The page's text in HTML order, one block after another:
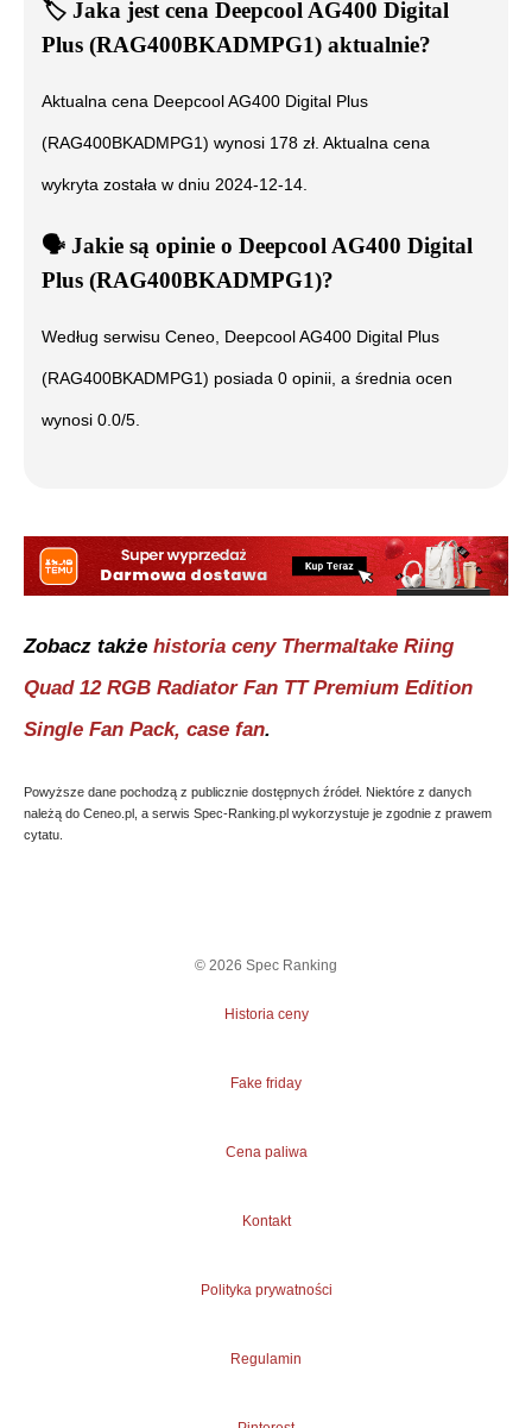
🏷️ Jaka jest cena Deepcool AG400 Digital
Plus (RAG400BKADMPG1) aktualnie?
Aktualna cena Deepcool AG400 Digital Plus
(RAG400BKADMPG1) wynosi 178 zł. Aktualna cena
wykryta została w dniu 2024-12-14
🗣️ ️ Jakie są opinie o Deepcool AG400 Digital
Plus (RAG400BKADMPG1)?
Według serwisu Ceneo, Deepcool AG400 Digital Plus
(RAG400BKADMPG1) posiada 0 opinii, a średnia ocen
wynosi 0.0/5.
Zobacz także historia ceny Thermaltake Riing
Quad 12 RGB Radiator Fan TT Premium Edition
Single Fan Pack, case fan.
Powyższe dane pochodzą z publicznie dostępnych źródeł. Niektóre z danych
należą do Ceneo.pl, a serwis Spec-Ranking.pl wykorzystuje je zgodnie z prawem
cytatu.
© 2026 Spec Ranking
Historia ceny
Fake friday
Cena paliwa
Kontakt
Polityka prywatności
Regulamin